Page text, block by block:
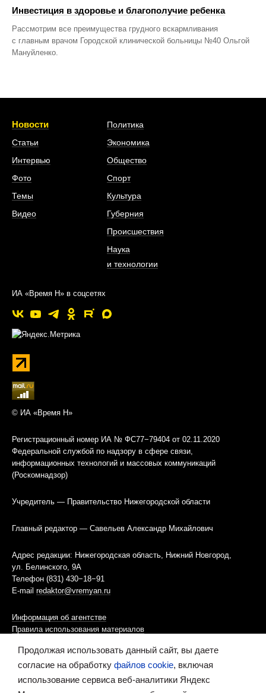
Инвестиция в здоровье и благополучие ребенка
Рассмотрим все преимущества грудного вскармливания
с главным врачом Городской клинической больницы №40 Ольгой
Мануйленко.
Новости
Статьи
Интервью
Фото
Темы
Видео
Политика
Экономика
Общество
Спорт
Культура
Губерния
Происшествия
Наука
и технологии
ИА «Время Н» в соцсетях
© ИА «Время Н»
Регистрационный номер ИА № ФС77−79404 от 02.11.2020
Федеральной службой по надзору в сфере связи,
информационных технологий и массовых коммуникаций
(Роскомнадзор)
Учредитель — Правительство Нижегородской области
Главный редактор — Савельев Александр Михайлович
Адрес редакции: Нижегородская область, Нижний Новгород,
ул. Белинского, 9А
Телефон (831) 430−18−91
E-mail redaktor@vremyan.ru
Информация об агентстве
Правила использования материалов
Информационная политика использования «cookies»-файлов
Ресурс содержит материалы 16+
Продолжая использовать данный сайт, вы даете
согласие на обработку файлов cookie, включая
использование сервиса веб-аналитики Яндекс